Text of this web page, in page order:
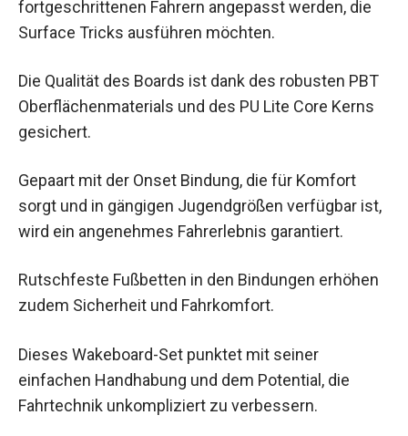
fortgeschrittenen Fahrern angepasst werden, die
Surface Tricks ausführen möchten.
Die Qualität des Boards ist dank des robusten PBT
Oberflächenmaterials und des PU Lite Core Kerns
gesichert.
Gepaart mit der Onset Bindung, die für Komfort
sorgt und in gängigen Jugendgrößen verfügbar ist,
wird ein angenehmes Fahrerlebnis garantiert.
Rutschfeste Fußbetten in den Bindungen erhöhen
zudem Sicherheit und Fahrkomfort.
Dieses Wakeboard-Set punktet mit seiner
einfachen Handhabung und dem Potential, die
Fahrtechnik unkompliziert zu verbessern.